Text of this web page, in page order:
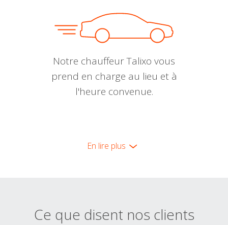
Notre chauffeur Talixo vous
prend en charge au lieu et à
l'heure convenue.
En lire plus
Ce que disent nos clients